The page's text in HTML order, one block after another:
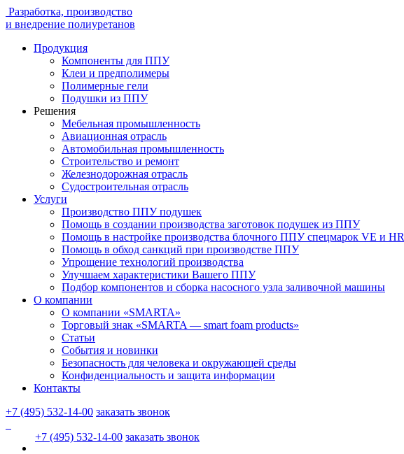
Разработка, производство
и внедрение полиуретанов
Продукция
Компоненты для ППУ
Клеи и предполимеры
Полимерные гели
Подушки из ППУ
Решения
Мебельная промышленность
Авиационная отрасль
Автомобильная промышленность
Строительство и ремонт
Железнодорожная отрасль
Судостроительная отрасль
Услуги
Производство ППУ подушек
Помощь в создании производства заготовок подушек из ППУ
Помощь в настройке производства блочного ППУ спецмарок VE и HR
Помощь в обход санкций при производстве ППУ
Упрощение технологий производства
Улучшаем характеристики Вашего ППУ
Подбор компонентов и сборка насосного узла заливочной машины
О компании
О компании «SMARTA»
Торговый знак «SMARTA — smart foam products»
Статьи
События и новинки
Безопасность для человека и окружающей среды
Конфиденциальность и защита информации
Контакты
+7 (495) 532-14-00 заказать звонок
+7 (495) 532-14-00 заказать звонок